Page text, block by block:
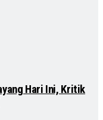
Hari Ini, Kritik